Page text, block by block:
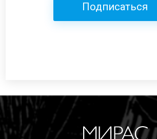
Подписаться